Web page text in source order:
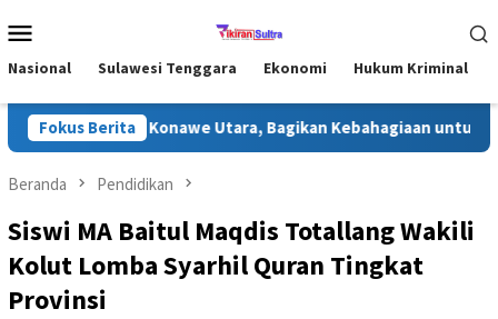
ke
Mobile
Nasional Sulawesi Tenggara Ekonomi Hukum Kriminal
Fokus Beritadi Konawe Utara, Bagikan Kebahagiaan untuk
Beranda Pendidikan
Siswi MA Baitul Maqdis Totallang Wakili
Kolut Lomba Syarhil Quran Tingkat
Provinsi